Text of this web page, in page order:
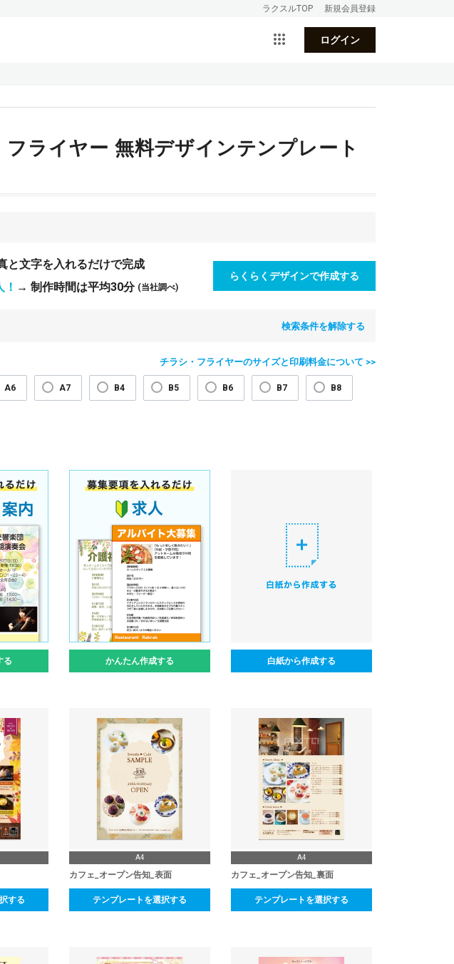
ラクスルTOP 新規会員登録
ログイン
ライヤー 無料デザインテンプレート
と文字を入れるだけで完成
→ 制作時間は平均30分 (当社調べ)
らくらくデザインで作成する
検索条件を解除する
チラシ・フライヤーのサイズと印刷料金について >>
A6 A7 B4 B5 B6 B7 B8
る かんたん作成する 白紙から作成する
する
A4
カフェ_オープン告知_表面
テンプレートを選択する
A4
カフェ_オープン告知_裏面
テンプレートを選択する